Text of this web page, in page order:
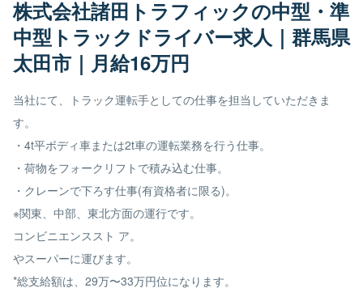
株式会社諸田トラフィックの中型・準
中型トラックドライバー求人｜群馬県
太田市｜月給16万円
当社にて、トラック運転手としての仕事を担当していただきま
す。
・4t平ボディ車または2t車の運転業務を行う仕事。
・荷物をフォークリフトで積み込む仕事。
・クレーンで下ろす仕事(有資格者に限る)。
※関東、中部、東北方面の運行です。
コンビニエンススト ア。
やスーパーに運びます。
*総支給額は、29万〜33万円位になります。